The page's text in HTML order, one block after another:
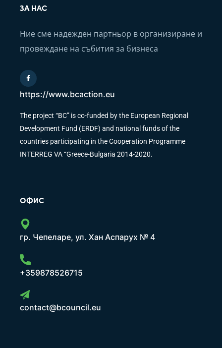
ЗА НАС
Ние сме надежден партньор в организиране и
провеждане на събития за бизнеса
https://www.bcaction.eu
The project “BC” is co-funded by the European Regional
Development Fund (ERDF) and national funds of the
countries participating in the Cooperation Programme
INTERREG VA “Greece-Bulgaria 2014-2020.
ОФИС
гр. Чепеларе, ул. Хан Аспарух № 4
+359878526715
contact@bcouncil.eu